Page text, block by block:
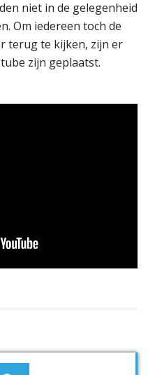
niet in de gelegenheid
Om iedereen toch de
terug te kijken, zijn er
zijn geplaatst.